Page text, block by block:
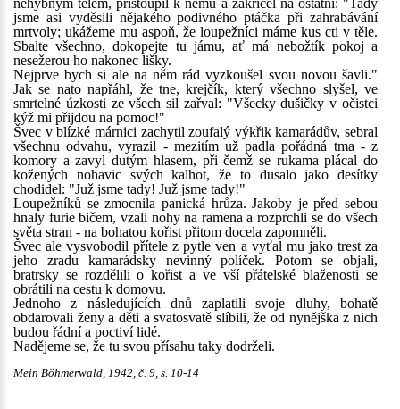
nehybným tělem, přistoupil k němu a zakřičel na ostatní: "Tady
jsme asi vyděsili nějakého podivného ptáčka při zahrabávání
mrtvoly; ukážeme mu aspoň, že loupežníci máme kus cti v těle.
Sbalte všechno, dokopejte tu jámu, ať má nebožtík pokoj a
nesežerou ho nakonec lišky.
Nejprve bych si ale na něm rád vyzkoušel svou novou šavli."
Jak se nato napřáhl, že tne, krejčík, který všechno slyšel, ve
smrtelné úzkosti ze všech sil zařval: "Všecky dušičky v očistci
kýž mi přijdou na pomoc!"
Švec v blízké márnici zachytil zoufalý výkřik kamarádův, sebral
všechnu odvahu, vyrazil - mezitím už padla pořádná tma - z
komory a zavyl dutým hlasem, při čemž se rukama plácal do
kožených nohavic svých kalhot, že to dusalo jako desítky
chodidel: "Juž jsme tady! Juž jsme tady!"
Loupežníků se zmocnila panická hrůza. Jakoby je před sebou
hnaly furie bičem, vzali nohy na ramena a rozprchli se do všech
světa stran - na bohatou kořist přitom docela zapomněli.
Švec ale vysvobodil přítele z pytle ven a vyťal mu jako trest za
jeho zradu kamarádsky nevinný políček. Potom se objali,
bratrsky se rozdělili o kořist a ve vší přátelské blaženosti se
obrátili na cestu k domovu.
Jednoho z následujících dnů zaplatili svoje dluhy, bohatě
obdarovali ženy a děti a svatosvatě slíbili, že od nynějška z nich
budou řádní a poctiví lidé.
Nadějeme se, že tu svou přísahu taky dodrželi.
Mein Böhmerwald, 1942, č. 9, s. 10-14